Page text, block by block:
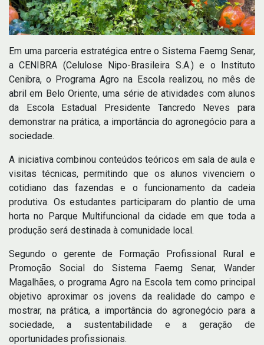
Em uma parceria estratégica entre o Sistema Faemg Senar,
a CENIBRA (Celulose Nipo-Brasileira S.A.) e o Instituto
Cenibra, o Programa Agro na Escola realizou, no mês de
abril em Belo Oriente, uma série de atividades com alunos
da Escola Estadual Presidente Tancredo Neves para
demonstrar na prática, a importância do agronegócio para a
sociedade.
A iniciativa combinou conteúdos teóricos em sala de aula e
visitas técnicas, permitindo que os alunos vivenciem o
cotidiano das fazendas e o funcionamento da cadeia
produtiva. Os estudantes participaram do plantio de uma
horta no Parque Multifuncional da cidade em que toda a
produção será destinada à comunidade local.
Segundo o gerente de Formação Profissional Rural e
Promoção Social do Sistema Faemg Senar, Wander
Magalhães, o programa Agro na Escola tem como principal
objetivo aproximar os jovens da realidade do campo e
mostrar, na prática, a importância do agronegócio para a
sociedade, a sustentabilidade e a geração de
oportunidades profissionais.